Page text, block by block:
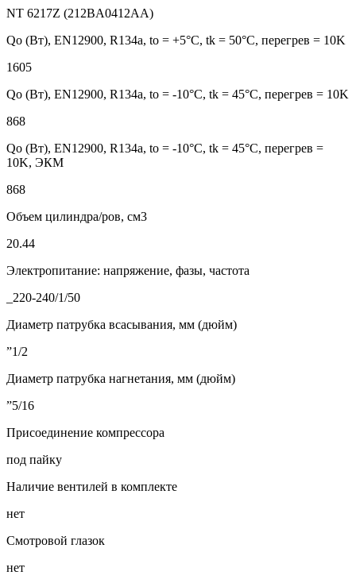
NT 6217Z (212BA0412AA)
Qo (Вт), EN12900, R134a, to = +5°С, tk = 50°С, перегрев = 10K
1605
Qo (Вт), EN12900, R134a, to = -10°С, tk = 45°С, перегрев = 10K
868
Qo (Вт), EN12900, R134a, to = -10°С, tk = 45°С, перегрев =
10K, ЭКМ
868
Объем цилиндра/ров, см3
20.44
Электропитание: напряжение, фазы, частота
_220-240/1/50
Диаметр патрубка всасывания, мм (дюйм)
”1/2
Диаметр патрубка нагнетания, мм (дюйм)
”5/16
Присоединение компрессора
под пайку
Наличие вентилей в комплекте
нет
Смотровой глазок
нет